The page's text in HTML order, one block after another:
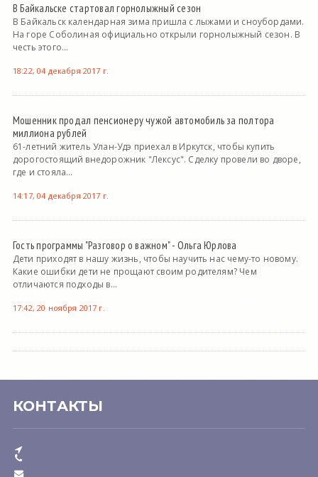
В Байкальске стартовал горнолыжный сезон
В Байкальск календарная зима пришла с лыжами и сноубордами.
На горе Соболиная официально открыли горнолыжный сезон. В
честь этого...
18:22, 04 декабря 2017 г.
Мошенник продал пенсионеру чужой автомобиль за полтора
миллиона рублей
61-летний житель Улан-Удэ приехал в Иркутск, чтобы купить
дорогостоящий внедорожник "Лексус". Сделку провели во дворе,
где и стояла...
14:17, 04 декабря 2017 г.
Гость программы "Разговор о важном" - Ольга Юрлова
Дети приходят в нашу жизнь, чтобы научить нас чему-то новому.
Какие ошибки дети не прощают своим родителям? Чем
отличаются подходы в...
17:42, 20 ноября 2017 г.
КОНТАКТЫ